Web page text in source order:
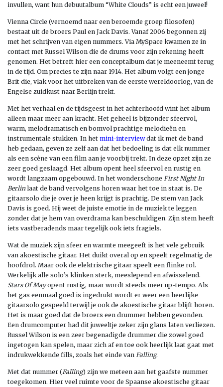
invullen, want hun debuutalbum “White Clouds” is echt een juweel!
Vienna Circle (vernoemd naar een beroemde groep filosofen)
bestaat uit de broers Paul en Jack Davis. Vanaf 2006 begonnen zij
met het schrijven van eigen nummers. Via MySpace kwamen ze in
contact met Russel Wilson die de drums voor zijn rekening heeft
genomen. Het betreft hier een conceptalbum dat je meeneemt terug
in de tijd. Om precies te zijn naar 1914. Het album volgt een jonge
Brit die, vlak voor het uitbreken van de eerste wereldoorlog, van de
Engelse zuidkust naar Berlijn trekt.
Met het verhaal en de tijdsgeest in het achterhoofd wint het album
alleen maar meer aan kracht. Het geheel is bijzonder sfeervol,
warm, melodramatisch en bomvol prachtige melodieën en
instrumentale stukken. In het mini-interviewdat ik met de band
heb gedaan, geven ze zelf aan dat het bedoeling is dat elk nummer
als een scène van een film aan je voorbij trekt. In deze opzet zijn ze
zeer goed geslaagd. Het album opent heel sfeervol en rustig en
wordt langzaam opgebouwd. In het wonderschone First Night In
Berlinlaat de band vervolgens horen waar het toe in staat is. De
gitaarsolo die je over je heen krijgt is prachtig. De stem van Jack
Davis is goed. Hij weet de juiste emotie in de muziek te leggen
zonder dat je hem van overdrama kan beschuldigen. Zijn stem heeft
iets vastberadends maar tegelijk ook iets fragiels.
Wat de muziek zijn sfeer en warmte meegeeft is het vele gebruik
van akoestische gitaar. Het duikt overal op en speelt regelmatig de
hoofdrol. Maar ook de elektrische gitaar speelt een flinke rol.
Werkelijk alle solo’s klinken sterk, meeslepend en afwisselend.
Stars Of Mayopent rustig, maar wordt steeds meer up-tempo. Als
het gas eenmaal goed is ingedrukt wordt er weer een heerlijke
gitaarsolo gespeeld terwijl je ook de akoestische gitaar blijft horen.
Het is maar goed dat de broers een drummer hebben gevonden.
Een drumcomputer had dit juweeltje zeker zijn glans laten verliezen.
Russel Wilson is een zeer begenadigde drummer die zowel goed
ingetogen kan spelen, maar zich af en toe ook heerlijk laat gaat met
indrukwekkende fills, zoals het einde van Falling.
Met dat nummer (Falling) zijn we meteen aan het gaafste nummer
toegekomen. Hier veel ruimte voor de Spaanse akoestische gitaar